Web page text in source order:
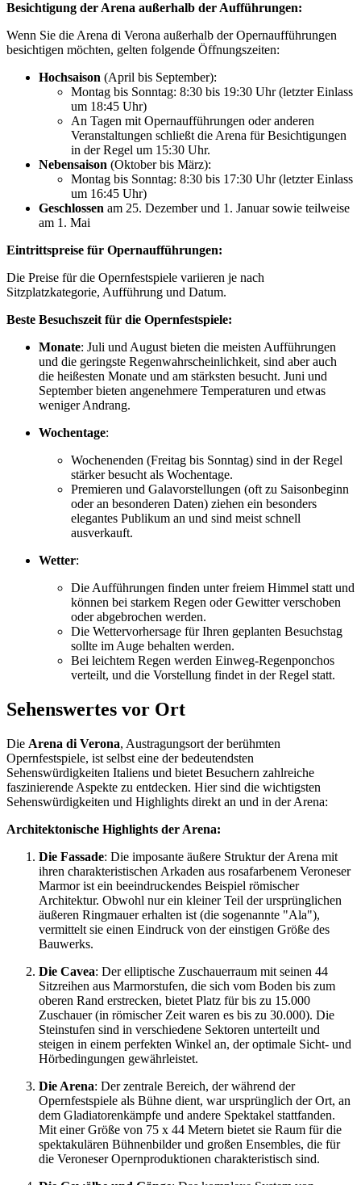
Besichtigung der Arena außerhalb der Aufführungen:
Wenn Sie die Arena di Verona außerhalb der Opernaufführungen
besichtigen möchten, gelten folgende Öffnungszeiten:
Hochsaison (April bis September):
Montag bis Sonntag: 8:30 bis 19:30 Uhr (letzter Einlass
um 18:45 Uhr)
An Tagen mit Opernaufführungen oder anderen
Veranstaltungen schließt die Arena für Besichtigungen
in der Regel um 15:30 Uhr.
Nebensaison (Oktober bis März):
Montag bis Sonntag: 8:30 bis 17:30 Uhr (letzter Einlass
um 16:45 Uhr)
Geschlossen am 25. Dezember und 1. Januar sowie teilweise
am 1. Mai
Eintrittspreise für Opernaufführungen:
Die Preise für die Opernfestspiele variieren je nach
Sitzplatzkategorie, Aufführung und Datum.
Beste Besuchszeit für die Opernfestspiele:
Monate: Juli und August bieten die meisten Aufführungen
und die geringste Regenwahrscheinlichkeit, sind aber auch
die heißesten Monate und am stärksten besucht. Juni und
September bieten angenehmere Temperaturen und etwas
weniger Andrang.
Wochentage:
Wochenenden (Freitag bis Sonntag) sind in der Regel
stärker besucht als Wochentage.
Premieren und Galavorstellungen (oft zu Saisonbeginn
oder an besonderen Daten) ziehen ein besonders
elegantes Publikum an und sind meist schnell
ausverkauft.
Wetter:
Die Aufführungen finden unter freiem Himmel statt und
können bei starkem Regen oder Gewitter verschoben
oder abgebrochen werden.
Die Wettervorhersage für Ihren geplanten Besuchstag
sollte im Auge behalten werden.
Bei leichtem Regen werden Einweg-Regenponchos
verteilt, und die Vorstellung findet in der Regel statt.
Sehenswertes vor Ort
Die Arena di Verona, Austragungsort der berühmten
Opernfestspiele, ist selbst eine der bedeutendsten
Sehenswürdigkeiten Italiens und bietet Besuchern zahlreiche
faszinierende Aspekte zu entdecken. Hier sind die wichtigsten
Sehenswürdigkeiten und Highlights direkt an und in der Arena:
Architektonische Highlights der Arena:
Die Fassade: Die imposante äußere Struktur der Arena mit
ihren charakteristischen Arkaden aus rosafarbenem Veroneser
Marmor ist ein beeindruckendes Beispiel römischer
Architektur. Obwohl nur ein kleiner Teil der ursprünglichen
äußeren Ringmauer erhalten ist (die sogenannte "Ala"),
vermittelt sie einen Eindruck von der einstigen Größe des
Bauwerks.
Die Cavea: Der elliptische Zuschauerraum mit seinen 44
Sitzreihen aus Marmorstufen, die sich vom Boden bis zum
oberen Rand erstrecken, bietet Platz für bis zu 15.000
Zuschauer (in römischer Zeit waren es bis zu 30.000). Die
Steinstufen sind in verschiedene Sektoren unterteilt und
steigen in einem perfekten Winkel an, der optimale Sicht- und
Hörbedingungen gewährleistet.
Die Arena: Der zentrale Bereich, der während der
Opernfestspiele als Bühne dient, war ursprünglich der Ort, an
dem Gladiatorenkämpfe und andere Spektakel stattfanden.
Mit einer Größe von 75 x 44 Metern bietet sie Raum für die
spektakulären Bühnenbilder und großen Ensembles, die für
die Veroneser Opernproduktionen charakteristisch sind.